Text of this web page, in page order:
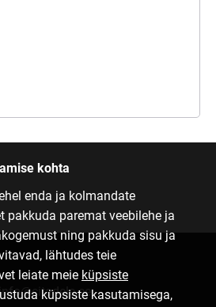
kohta
enda ja kolmandate
pakkuda paremat veebilehe ja
ning pakkuda sisu ja
lähtudes teie
leiate meie küpsiste
küpsiste kasutamisega,